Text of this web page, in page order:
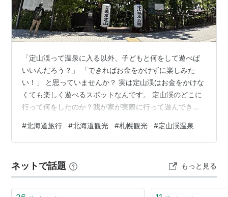
「定山渓って温泉に入る以外、子どもと何をして遊べば
いいんだろう？」 「できればお金をかけずに楽しみた
い！」 と思っていませんか？ 実は定山渓はお金をかけな
くても楽しく遊べるスポットなんです。 定山渓のどこに
行って何をしたのか？我が家が実際に行って遊んできた
ルコース ｜子どもは定山渓を楽しめる？ 【まず初めに】
定山渓温泉街の駐車場はどこ？駐車場を紹介 とりあえず
ャレンジ 二見河畔園地で川遊び 実際にかかった費用 子
連れで行って感じたこと まとめ｜定山渓は1000円で半日
たっぷり楽しめる！ …
#北海道旅行 #北海道観光 #札幌観光 #定山渓温泉
ネットで話題 もっと見る